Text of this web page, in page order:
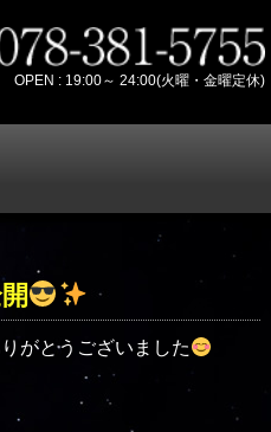
OPEN : 19:00～ 24:00(火曜・金曜定休)
がとうございました